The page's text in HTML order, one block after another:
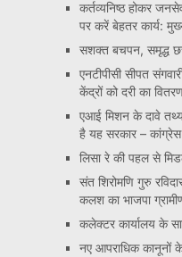
कर्तव्यनिष्ठ होकर
पर करें बेहतर कार्य:
सशक्त बचपन, समृद्ध
एनटीपीसी सीपत
केंद्रों को दरी का
एआई मिशन के दावे
है यह सरकार – कांग्रेस
लिसा रे की पहल से
संत शिरोमणि गुरु
कलश का भाजपा
कलेक्टर कार्यालय के
नए आपराधिक कानूनों